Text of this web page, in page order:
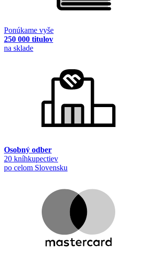
Ponúkame vyše
250 000 titulov
na sklade
Osobný odber
20 kníhkupectiev
po celom Slovensku